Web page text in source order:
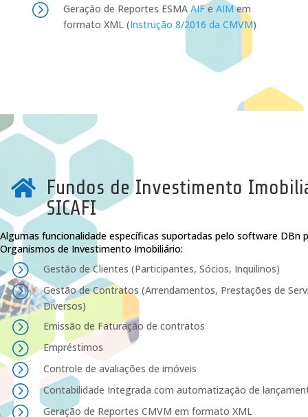
= Geração de Reportes ESMA AIF e AIM em
formato XML (Instrução 8/2016 da CMVM)
 Fundos de Investimento
SICAFI
Algumas funcionalidade específicas suportadas pelo software DBn
Organismos de Investimento Imobiliário:
= Gestão de Clientes (Participantes, Sócios, Inquilinos)
=
Gestão de Contratos (Arrendamentos, Prestações de
Diversos)
= Emissão de Faturação de contratos
= Empréstimos
= Controle de avaliações de imóveis
= Contabilidade Integrada com automatização de
= Geração de Reportes CMVM em formato XML